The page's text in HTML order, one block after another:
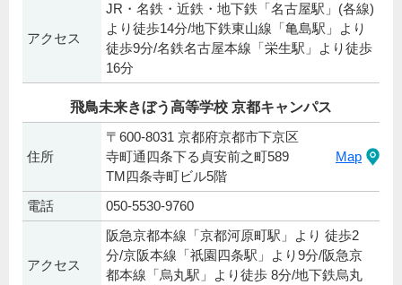
アクセス
JR・名鉄・近鉄・地下鉄「名古屋駅」(各線)
より徒歩14分/地下鉄東山線「亀島駅」より
徒歩9分/名鉄名古屋本線「栄生駅」より徒歩
16分
飛鳥未来きぼう高等学校 京都キャンパス
住所
〒600-8031 京都府京都市下京区
寺町通四条下る貞安前之町589
TM四条寺町ビル5階
Map
電話 050-5530-9760
アクセス
阪急京都本線「京都河原町駅」より 徒歩2
分/京阪本線「祇園四条駅」より9分/阪急京
都本線「烏丸駅」より徒歩 8分/地下鉄烏丸